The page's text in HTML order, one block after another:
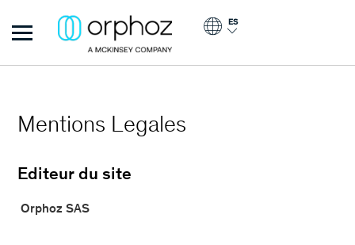
Orphoz
ES
Mentions Legales
Editeur du site
Orphoz SAS